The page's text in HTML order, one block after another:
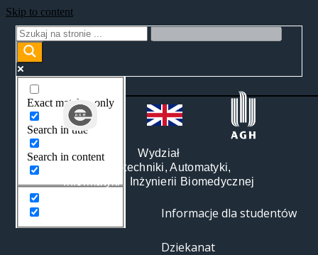
Skip to content
Exact matches only
Search in title
Search in content
Wydział
Elektrotechniki, Automatyki,
Informatyki i Inżynierii Biomedycznej
Informacje dla studentów
Dziekanat